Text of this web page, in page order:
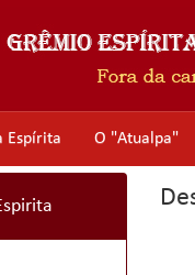
Espírita O "Atualpa"